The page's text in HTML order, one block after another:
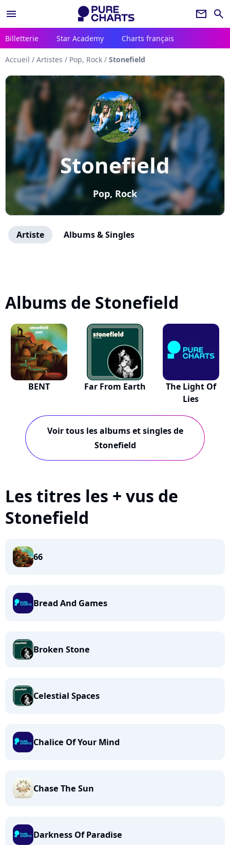
menu newsletter search
Billetterie Star Academy Charts français
Accueil / Artistes / Pop, Rock / Stonefield
Stonefield
Pop, Rock
Artiste Albums & Singles
Albums de Stonefield
BENT Far From Earth
The Light Of
Lies
Voir tous les albums et singles de
Stonefield
Les titres les + vus de
Stonefield
66
Bread And Games
Broken Stone
Celestial Spaces
Chalice Of Your Mind
Chase The Sun
Darkness Of Paradise